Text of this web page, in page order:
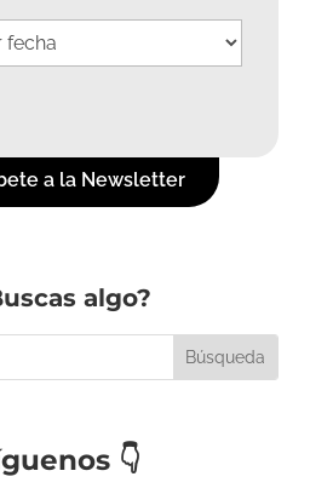
a la Newsletter
algo?
👇